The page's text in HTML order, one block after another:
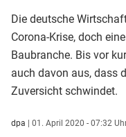
Die deutsche
Corona-Krise, doch
Baubranche. Bis vor
auch davon aus, dass
Zuversicht schwindet.
dpa | 01. April 2020 - 07:32